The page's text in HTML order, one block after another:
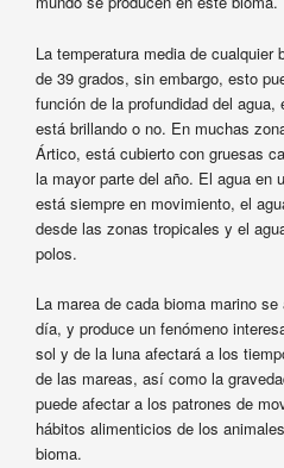
La temperatura media de cualquier
de 39 grados, sin embargo, esto
función de la profundidad del
está brillando o no. En muchas
Ártico, está cubierto con gruesas
la mayor parte del año. El agua en
está siempre en movimiento, el
desde las zonas tropicales y el
polos.
La marea de cada bioma marino
día, y produce un fenómeno
sol y de la luna afectará a los
de las mareas, así como la
puede afectar a los patrones de
hábitos alimenticios de los
bioma.